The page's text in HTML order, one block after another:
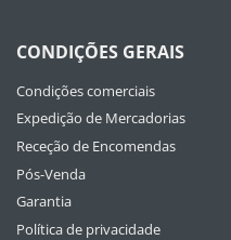
CONDIÇÕES GERAIS
Condições comerciais
Expedição de Mercadorias
Receção de Encomendas
Pós-Venda
Garantia
Política de privacidade